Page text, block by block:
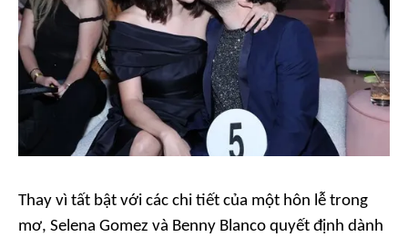
Thay vì tất bật với các chi tiết của một hôn lễ trong
mơ, Selena Gomez và Benny Blanco quyết định dành